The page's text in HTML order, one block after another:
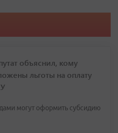
объяснил, кому
льготы на оплату
могут оформить субсидию